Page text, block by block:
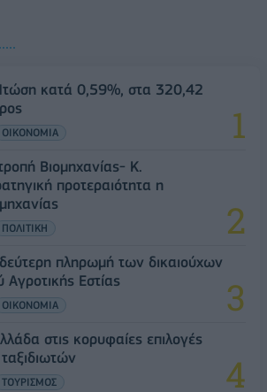
κατά 0,59%, στα 320,42
ΟΙΚΟΝΟΜΙΑ
Βιομηχανίας- Κ.
προτεραιότητα η
ΠΟΛΙΤΙΚΗ
πληρωμή των δικαιούχων
Εστίας
ΟΙΚΟΝΟΜΙΑ
στις κορυφαίες επιλογές
ΤΟΥΡΙΣΜΟΣ